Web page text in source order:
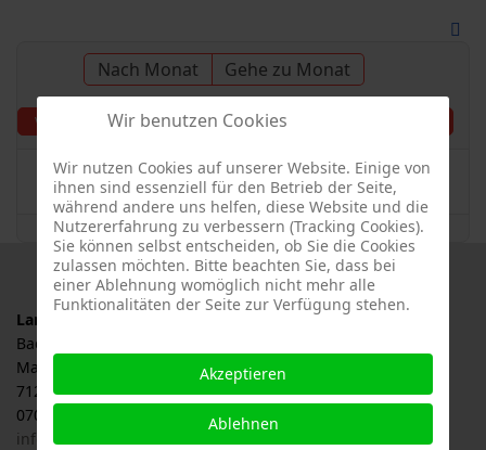
Nach Monat Gehe zu Monat
Vorheriger Tag
Freitag, 22. November
Es wurden keine Events gefunden
Landesverband für Obstbau, Garten und Landschaft
Baden-Württemberg e.V., LOGL
Malersbuckel 11
71263 Weil der Stadt
07033 / 69 23 902
info@logl-bw.de
Wir benutzen Cookies
Wir nutzen Cookies auf unserer Website. Einige von
ihnen sind essenziell für den Betrieb der Seite,
während andere uns helfen, diese Website und die
Nutzererfahrung zu verbessern (Tracking Cookies).
Sie können selbst entscheiden, ob Sie die Cookies
zulassen möchten. Bitte beachten Sie, dass bei
einer Ablehnung womöglich nicht mehr alle
Funktionalitäten der Seite zur Verfügung stehen.
Akzeptieren
Ablehnen